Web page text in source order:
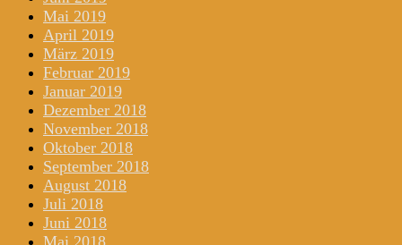
Mai 2019
April 2019
März 2019
Februar 2019
Januar 2019
Dezember 2018
November 2018
Oktober 2018
September 2018
August 2018
Juli 2018
Juni 2018
Mai 2018